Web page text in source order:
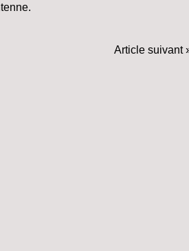
Article suivant